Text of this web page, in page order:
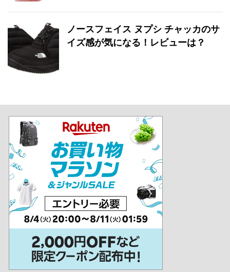
ノースフェイス ヌプシ チャッカのサ
イズ感が気になる！レビューは？